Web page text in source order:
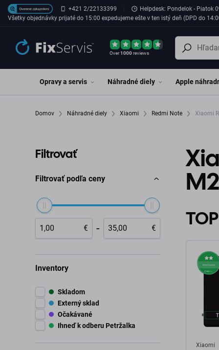
Preskočiť na hlavný obsah+421 2/22133399 Helpdesk: Pondelok - Piatok
Všetky objednávky prijaté do 15:00 expedujeme ešte v ten istý deň (DPD do
Over1000reviews
Opravy a servis Náhradné diely Apple
Domov Náhradné diely Xiaomi Redmi Note Xiaomi
Filtrovať
Filtrovať podľa ceny
€ - €
Inventory
Skladom
Externý sklad
Očakávané
Ihneď k odberu Petržalka
Xiaomi